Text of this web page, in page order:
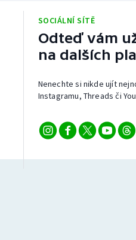
SOCIÁLNÍ SÍTĚ
Odteď vám
na dalších
Nenechte si nikde ujít
Instagramu, Threads či